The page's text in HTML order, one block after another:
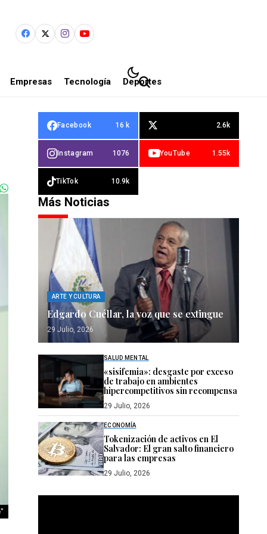
Empresas Tecnología Deportes
Facebook 16 k 2.6k
Instagram 1076 YouTube 1.55k
TikTok 10.9k
Más Noticias
ARTE Y CULTURA
Edgardo Cuéllar, la voz que se extingue
29 Julio, 2026
SALUD MENTAL
«sisifemia»: desgaste por exceso
de trabajo en ambientes
hipercompetitivos sin recompensa
29 Julio, 2026
ECONOMÍA
Tokenización de activos en El
Salvador: El gran salto financiero
para las empresas
29 Julio, 2026